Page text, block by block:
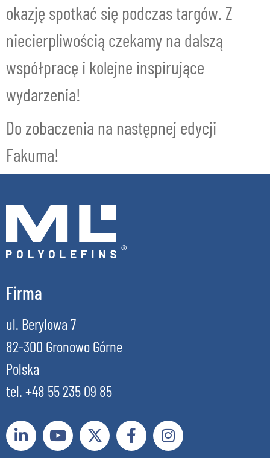
okazję spotkać się podczas targów. Z
niecierpliwością czekamy na dalszą
współpracę i kolejne inspirujące
wydarzenia!
Do zobaczenia na następnej edycji
Fakuma!
Firma
ul. Berylowa 7
82-300 Gronowo Górne
Polska
tel. +48 55 235 09 85